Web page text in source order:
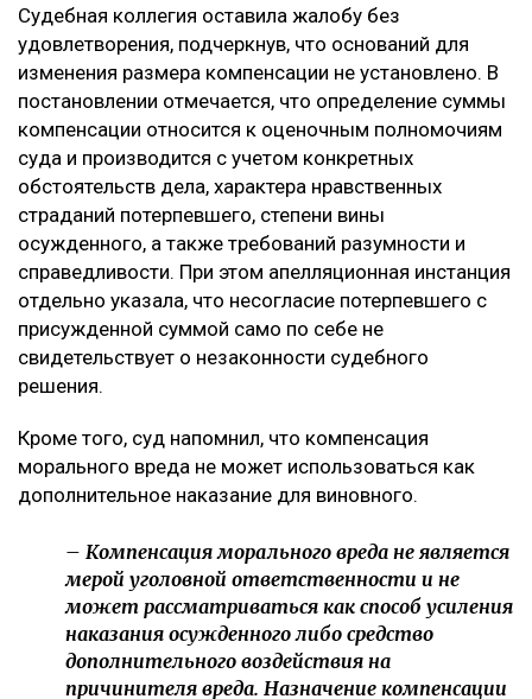
Судебная коллегия оставила жалобу без
удовлетворения, подчеркнув, что оснований для
изменения размера компенсации не установлено. В
постановлении отмечается, что определение суммы
компенсации относится к оценочным полномочиям
суда и производится с учетом конкретных
обстоятельств дела, характера нравственных
страданий потерпевшего, степени вины
осужденного, а также требований разумности и
справедливости. При этом апелляционная инстанция
отдельно указала, что несогласие потерпевшего с
присужденной суммой само по себе не
свидетельствует о незаконности судебного
решения.
Кроме того, суд напомнил, что компенсация
морального вреда не может использоваться как
дополнительное наказание для виновного.
– Компенсация морального вреда не является
мерой уголовной ответственности и не
может рассматриваться как способ усиления
наказания осужденного либо средство
дополнительного воздействия на
причинителя вреда. Назначение компенсации